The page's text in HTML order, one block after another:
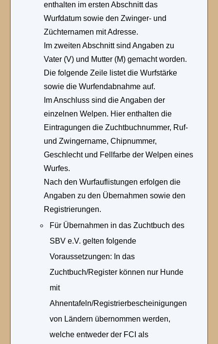
enthalten im ersten Abschnitt das
Wurfdatum sowie den Zwinger- und
Züchternamen mit Adresse.
Im zweiten Abschnitt sind Angaben zu
Vater (V) und Mutter (M) gemacht worden.
Die folgende Zeile listet die Wurfstärke
sowie die Wurfendabnahme auf.
Im Anschluss sind die Angaben der
einzelnen Welpen. Hier enthalten die
Eintragungen die Zuchtbuchnummer, Ruf-
und Zwingername, Chipnummer,
Geschlecht und Fellfarbe der Welpen eines
Wurfes.
Nach den Wurfauflistungen erfolgen die
Angaben zu den Übernahmen sowie den
Registrierungen.
Für Übernahmen in das Zuchtbuch des
SBV e.V. gelten folgende
Voraussetzungen: In das
Zuchtbuch/Register können nur Hunde
mit
Ahnentafeln/Registrierbescheinigungen
von Ländern übernommen werden,
welche entweder der FCI als